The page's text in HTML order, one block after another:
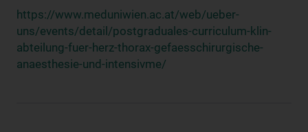
https://www.meduniwien.ac.at/web/ueber-
uns/events/detail/postgraduales-curriculum-klin-
abteilung-fuer-herz-thorax-gefaesschirurgische-
anaesthesie-und-intensivme/